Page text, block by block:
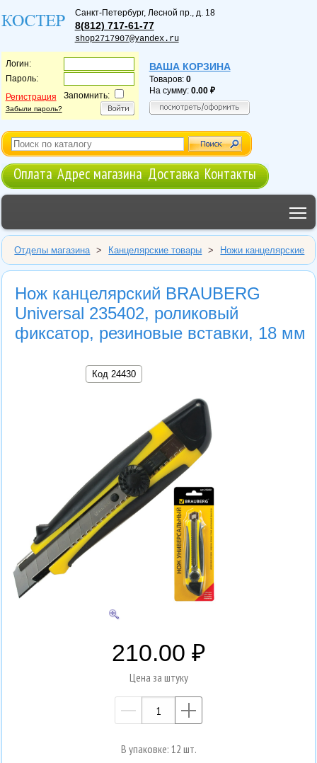
Санкт-Петербург, Лесной пр., д. 18
8(812) 717-61-77
shop2717907@yandex.ru
Логин:
Пароль:
Регистрация
Забыли пароль?
Запомнить:
ВАША КОРЗИНА
Товаров: 0
На сумму: 0.00
Оплата Адрес магазина Доставка Контакты
Отделы магазина > Канцелярские товары > Ножи канцелярские
Нож канцелярский BRAUBERG
Universal 235402, роликовый
фиксатор, резиновые вставки, 18 мм
Код 24430
210.00
Цена за штуку
—
В упаковке: 12 шт.